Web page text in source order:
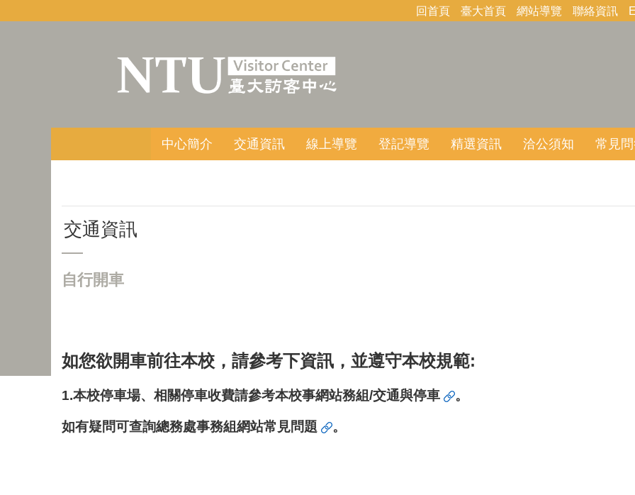
回首頁 臺大首頁 網站導覽 聯絡資訊
中心簡介 交通資訊 線上導覽 登記導覽 精選資訊 洽公須知 常見
交通資訊
自行開車
如您欲開車前往本校，請參考下資訊，並遵守本校規範:
1.本校停車場、相關停車收費請參考本校事網站務組/交通與停車 。
如有疑問可查詢總務處事務組網站常見問題 。